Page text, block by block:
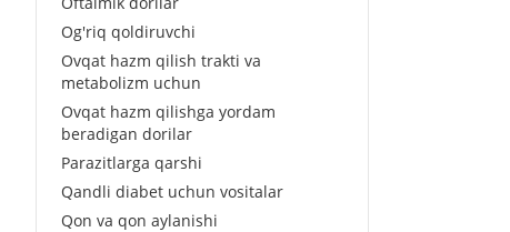
Og'riq qoldiruvchi
Ovqat hazm qilish trakti va
metabolizm uchun
Ovqat hazm qilishga yordam
beradigan dorilar
Parazitlarga qarshi
Qandli diabet uchun vositalar
Qon va qon aylanishi